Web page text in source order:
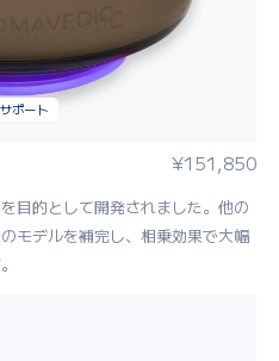
ポート
¥151,850
目的として開発されました。他の
モデルを補完し、相乗効果で大幅